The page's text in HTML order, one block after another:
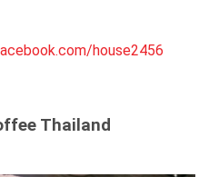
house2456
Thailand